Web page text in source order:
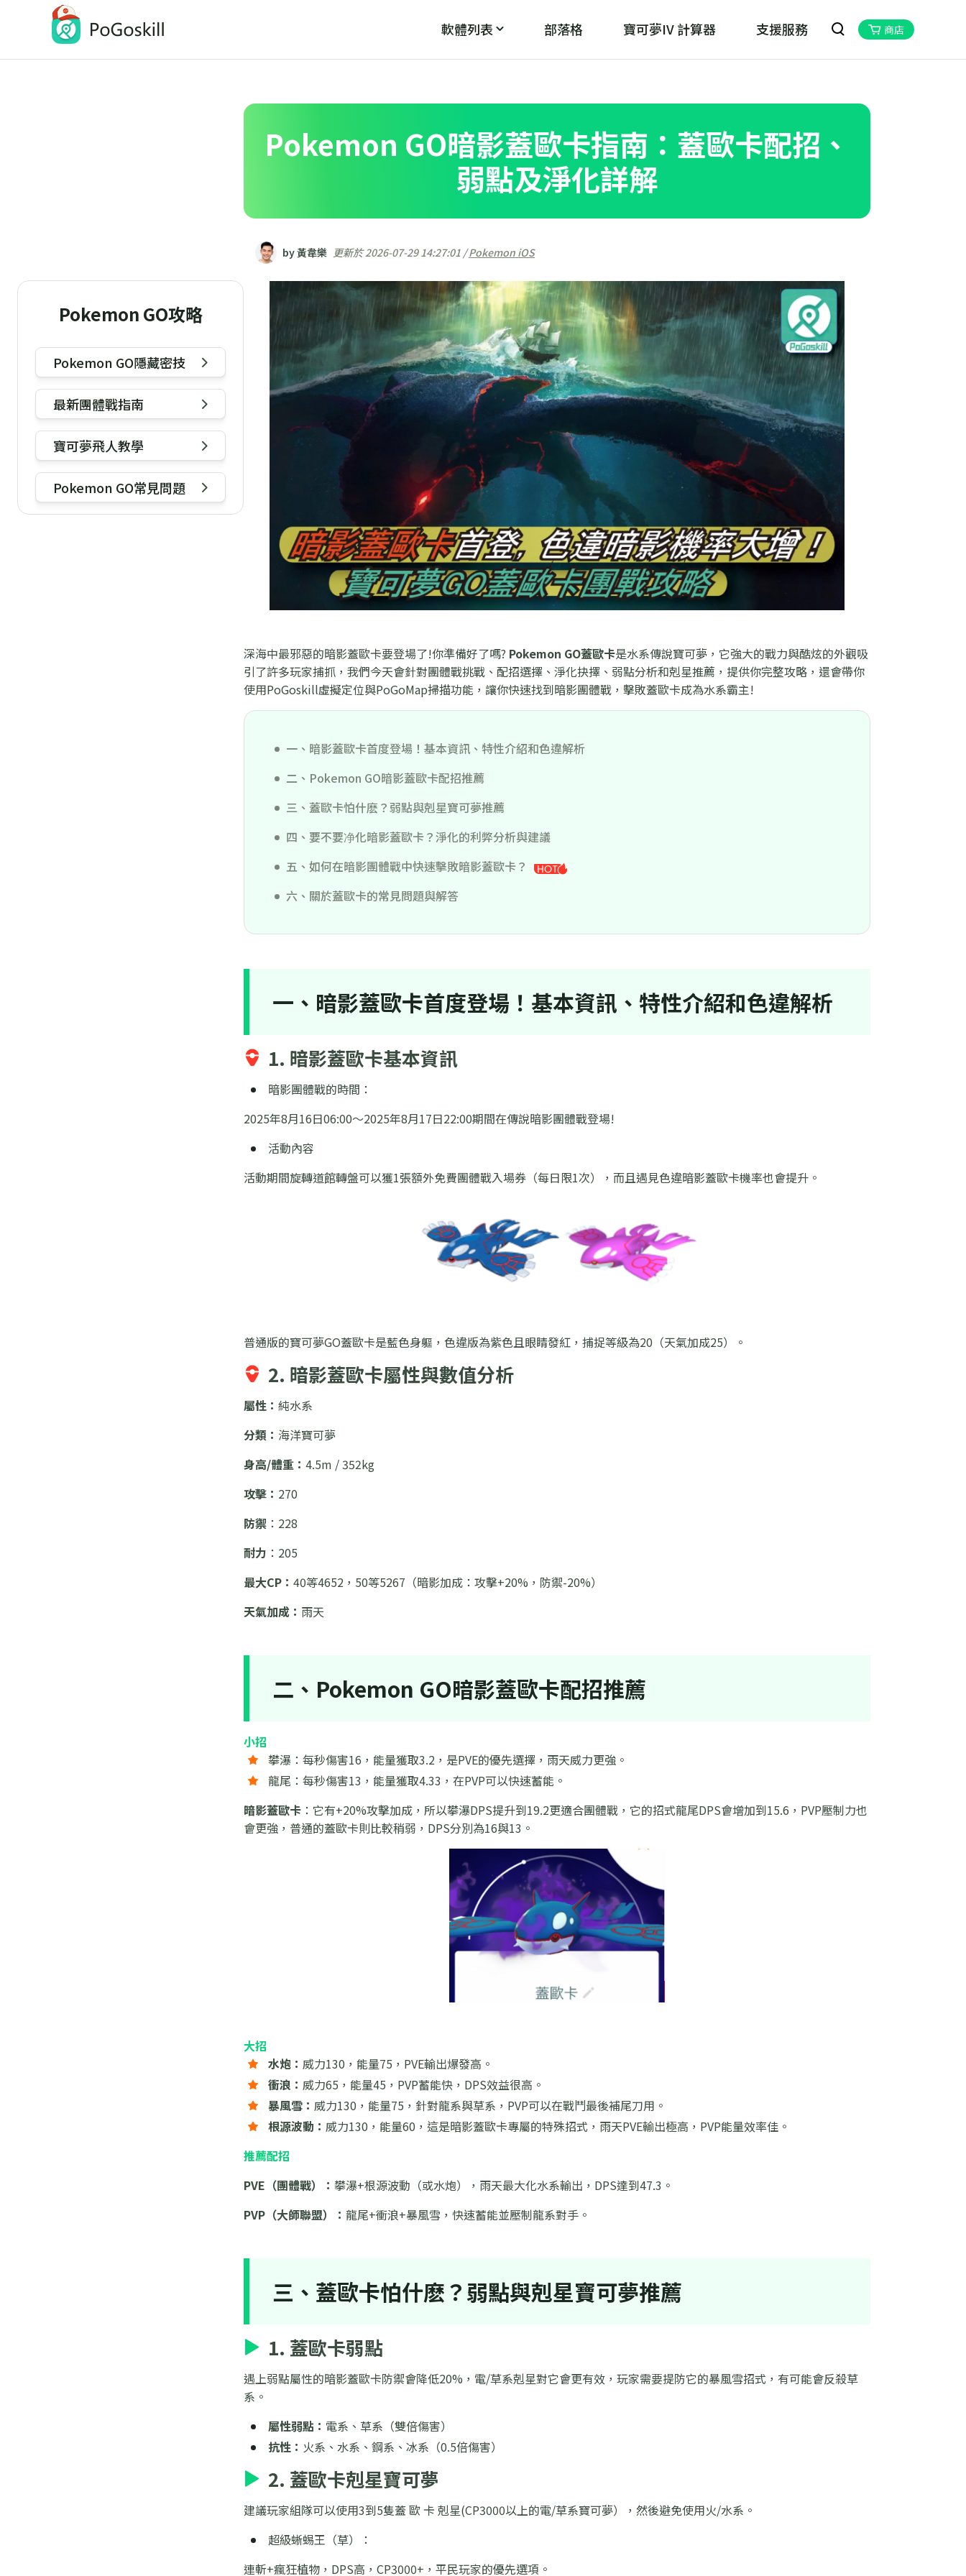
軟體列表
PoGoskill-Pokemon Go定位修改工具
破解「無法偵測目前位置12」 魔物獵人Now的最佳夥伴
部落格 寶可夢IV 計算器 支援服務 商店
Pokemon GO攻略
Pokemon GO隱藏密技
最新團體戰指南
寶可夢飛人教學
Pokemon GO常見問題
Pokemon GO暗影蓋歐卡指南：蓋歐卡配招、
弱點及淨化詳解
by 黃韋樂 更新於 2026-07-29 14:27:01 /Pokemon iOS
深海中最邪惡的暗影蓋歐卡要登場了!你準備好了嗎? Pokemon GO蓋歐卡是水系傳說寶可夢，它強大的戰力與酷炫的外觀吸
引了許多玩家捕抓，我們今天會針對團體戰挑戰、配招選擇、淨化抉擇、弱點分析和剋星推薦，提供你完整攻略，還會帶你
使用PoGoskill虛擬定位與PoGoMap掃描功能，讓你快速找到暗影團體戰，擊敗蓋歐卡成為水系霸主!
一、暗影蓋歐卡首度登場！基本資訊、特性介紹和色違解析
二、Pokemon GO暗影蓋歐卡配招推薦
三、蓋歐卡怕什麽？弱點與剋星寶可夢推薦
四、要不要净化暗影蓋歐卡？淨化的利弊分析與建議
五、如何在暗影團體戰中快速擊敗暗影蓋歐卡？
六、關於蓋歐卡的常見問題與解答
一、暗影蓋歐卡首度登場！基本資訊、特性介紹和色違解析
1. 暗影蓋歐卡基本資訊
暗影團體戰的時間：
2025年8月16日06:00～2025年8月17日22:00期間在傳說暗影團體戰登場!
活動內容
活動期間旋轉道館轉盤可以獲1張額外免費團體戰入場券（每日限1次），而且遇見色違暗影蓋歐卡機率也會提升。
普通版的寶可夢GO蓋歐卡是藍色身軀，色違版為紫色且眼睛發紅，捕捉等級為20（天氣加成25）。
2. 暗影蓋歐卡屬性與數值分析
屬性： 純水系
分類： 海洋寶可夢
身高/體重： 4.5m / 352kg
攻擊： 270
防禦 ：228
耐力 ：205
最大CP： 40等4652，50等5267（暗影加成：攻擊+20%，防禦-20%）
天氣加成： 雨天
二、Pokemon GO暗影蓋歐卡配招推薦
小招
攀瀑：每秒傷害16，能量獲取3.2，是PVE的優先選擇，雨天威力更強。
龍尾：每秒傷害13，能量獲取4.33，在PVP可以快速蓄能。
暗影蓋歐卡 ：它有+20%攻擊加成，所以攀瀑DPS提升到19.2更適合團體戰，它的招式龍尾DPS會增加到15.6，PVP壓制力也
會更強，普通的蓋歐卡則比較稍弱，DPS分別為16與13。
大招
水炮： 威力130，能量75，PVE輸出爆發高。
衝浪： 威力65，能量45，PVP蓄能快，DPS效益很高。
暴風雪： 威力130，能量75，針對龍系與草系，PVP可以在戰鬥最後補尾刀用。
根源波動： 威力130，能量60，這是暗影蓋歐卡專屬的特殊招式，雨天PVE輸出極高，PVP能量效率佳。
推薦配招
PVE（團體戰）： 攀瀑+根源波動（或水炮），雨天最大化水系輸出，DPS達到47.3。
PVP（大師聯盟）： 龍尾+衝浪+暴風雪，快速蓄能並壓制龍系對手。
三、蓋歐卡怕什麽？弱點與剋星寶可夢推薦
1. 蓋歐卡弱點
遇上弱點屬性的暗影蓋歐卡防禦會降低20%，電/草系剋星對它會更有效，玩家需要提防它的暴風雪招式，有可能會反殺草
系。
屬性弱點： 電系、草系（雙倍傷害）
抗性： 火系、水系、鋼系、冰系（0.5倍傷害）
2. 蓋歐卡剋星寶可夢
建議玩家組隊可以使用3到5隻蓋 歐 卡 剋星(CP3000以上的電/草系寶可夢），然後避免使用火/水系。
超級蜥蜴王（草）：
連斬+瘋狂植物，DPS高，CP3000+，平民玩家的優先選項。